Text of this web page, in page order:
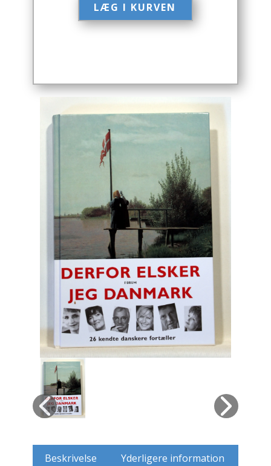
Bryggerier
Drikkevare / Øl / Vin
Fantasy / Sciencefiction
Filosofi
Håndarbejde
Håndværk
Historie
Hus / Have
Husdyr
LÆG I KURVEN​
Beskrivelse Yderligere information